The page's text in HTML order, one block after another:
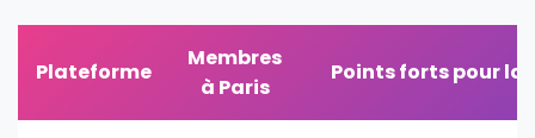
Plateforme
Membres
à Paris
Points forts pour la